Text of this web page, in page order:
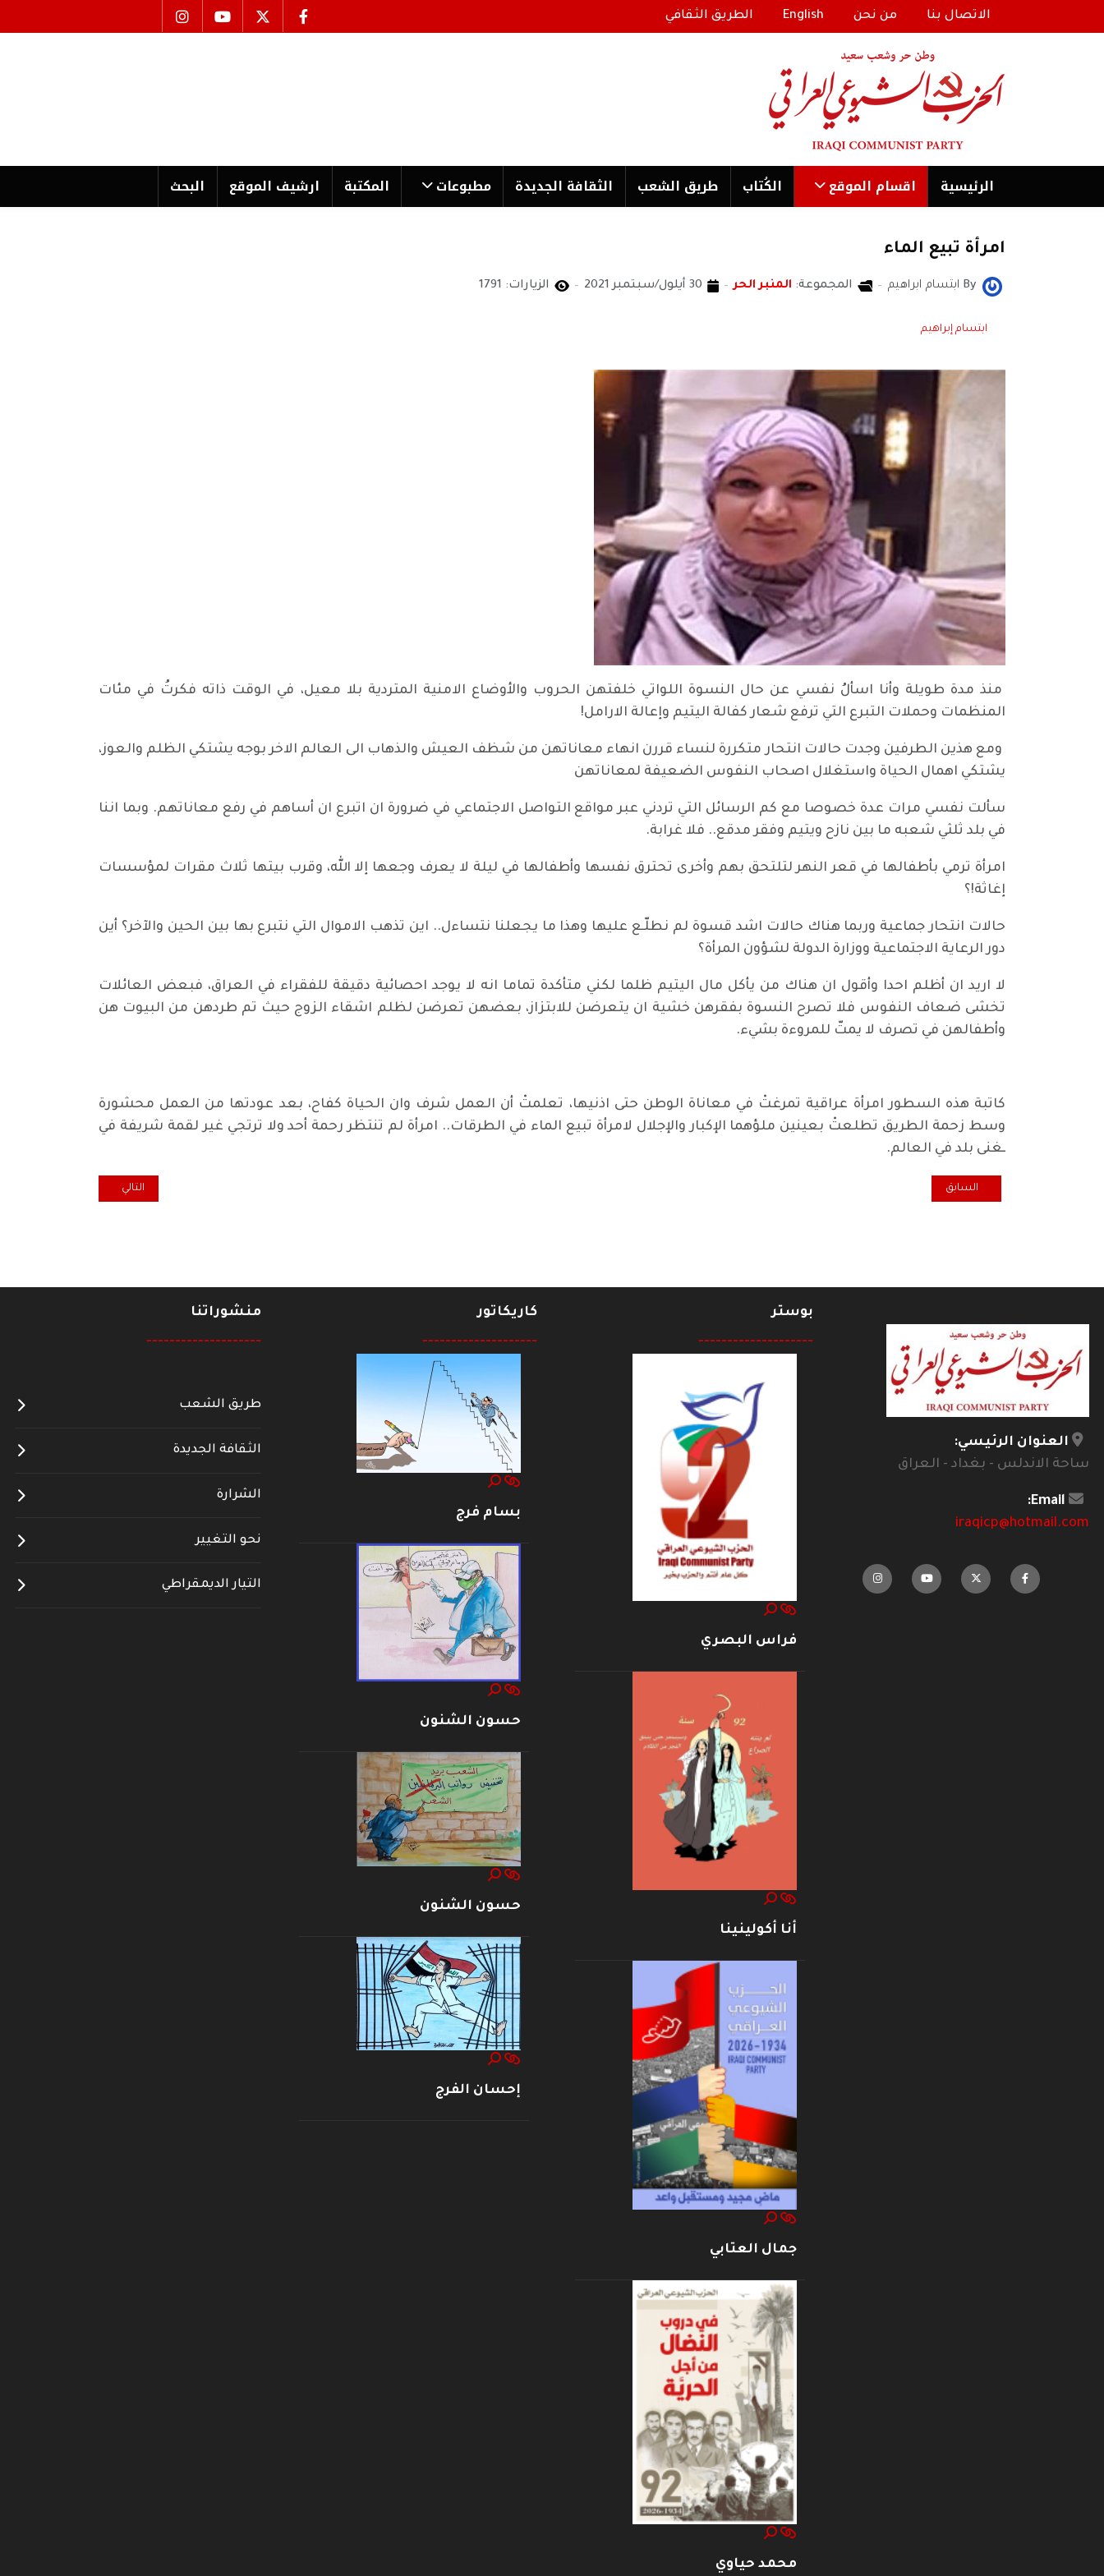
الاتصال بنا من نحن English الطريق الثقافي
الرئیسية اقسام الموقع الكُتاب طریق الشعب الثقافة الجدیدة مطبوعات المكتبة ارشیف الموقع البحث
امرأة تبيع الماء
By ابتسام ابراهيم المجموعة: المنبر الحر 30 أيلول/سبتمبر 2021 الزيارات: 1791
ابتسام إبراهيم
منذ مدة طويلة وأنا اسألُ نفسي عن حال النسوة اللواتي خلفتهن الحروب والأوضاع الامنية المتردية بلا معيل، في الوقت ذاته فكرتُ في مئات
المنظمات وحملات التبرع التي ترفع شعار كفالة اليتيم وإعالة الارامل!
ومع هذين الطرفين وجدت حالات انتحار متكررة لنساء قررن انهاء معاناتهن من شظف العيش والذهاب الى العالم الاخر بوجه يشتكي الظلم والعوز،
يشتكي اهمال الحياة واستغلال اصحاب النفوس الضعيفة لمعاناتهن
سألت نفسي مرات عدة خصوصا مع كم الرسائل التي تردني عبر مواقع التواصل الاجتماعي في ضرورة ان اتبرع ان أساهم في رفع معاناتهم. وبما اننا
في بلد ثلثي شعبه ما بين نازح ويتيم وفقر مدقع.. فلا غرابة.
امرأة ترمي بأطفالها في قعر النهر لتلتحق بهم وأخرى تحترق نفسها وأطفالها في ليلة لا يعرف وجعها إلا الله، وقرب بيتها ثلاث مقرات لمؤسسات
إغاثة!؟
حالات انتحار جماعية وربما هناك حالات اشد قسوة لم نطلّـع عليها وهذا ما يجعلنا نتساءل.. اين تذهب الاموال التي نتبرع بها بين الحين والآخر؟ أين
دور الرعاية الاجتماعية ووزارة الدولة لشؤون المرأة؟
لا اريد ان أظلم احدا وأقول ان هناك من يأكل مال اليتيم ظلما لكني متأكدة تماما انه لا يوجد احصائية دقيقة للفقراء في العراق، فبعض العائلات
تخشى ضعاف النفوس فلا تصرح النسوة بفقرهن خشية ان يتعرضن للابتزاز، بعضهن تعرضن لظلم اشقاء الزوج حيث تم طردهن من البيوت هن
وأطفالهن في تصرف لا يمتّ للمروءة بشيء.
كاتبة هذه السطور امرأة عراقية تمرغتْ في معاناة الوطن حتى اذنيها، تعلمتْ أن العمل شرف وان الحياة كفاح، بعد عودتها من العمل محشورة
وسط زحمة الطريق تطلعتْ بعينين ملؤهما الإكبار والإجلال لامرأة تبيع الماء في الطرقات.. امرأة لم تنتظر رحمة أحد ولا ترتجي غير لقمة شريفة في
ـغنى بلد في العالم.
المقال السابق: من جنى الأموال من الحرب في أفغانستان؟/ ڤلاديمير پروخڤاتيلوف
السابق المقال التالي: مؤتمر أربيل
التالي
العنوان الرئيسي:
ساحة الاندلس - بغداد - العراق
Email:
iraqicp@hotmail.com
بوستر
--------------------
فراس البصري
أنا أكولينينا
جمال العتابي
محمد حياوي
كاريكاتور
--------------------
بسام فرج
حسون الشنون
حسون الشنون
إحسان الفرج
منشوراتنا
--------------------
طريق الشعب
الثقافة الجديدة
الشرارة
نحو التغيير
التيار الديمقراطي